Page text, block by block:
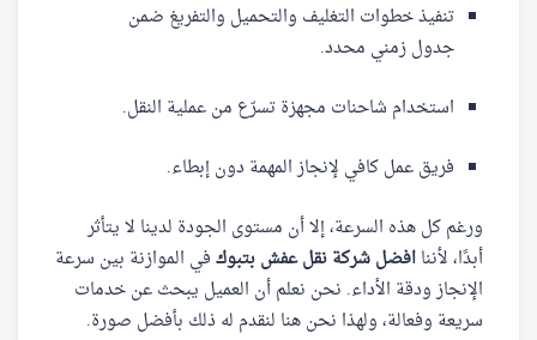
تنفيذ خطوات التغليف والتحميل والتفريغ ضمن
جدول زمني محدد.
استخدام شاحنات مجهزة تسرّع من عملية النقل.
فريق عمل كافي لإنجاز المهمة دون إبطاء.
ورغم كل هذه السرعة، إلا أن مستوى الجودة لدينا لا يتأثر
أبدًا، لأنناافضل شركة نقل عفش بتبوكفي الموازنة بين سرعة
الإنجاز ودقة الأداء. نحن نعلم أن العميل يبحث عن خدمات
سريعة وفعالة، ولهذا نحن هنا لنقدم له ذلك بأفضل صورة.